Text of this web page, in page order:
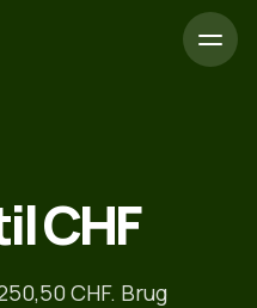
CHF
CHF. Brug